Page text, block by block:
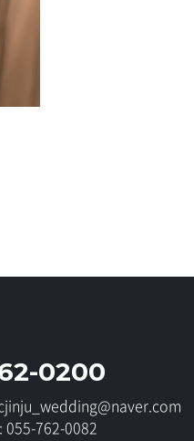
0200
055-762-0082